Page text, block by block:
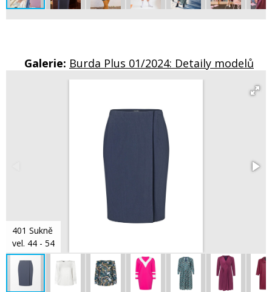
Galerie: Burda Plus 01/2024: Detaily modelů
401 Sukně
vel. 44 - 54